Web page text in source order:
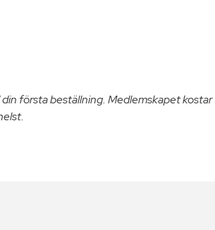
första beställning. Medlemskapet